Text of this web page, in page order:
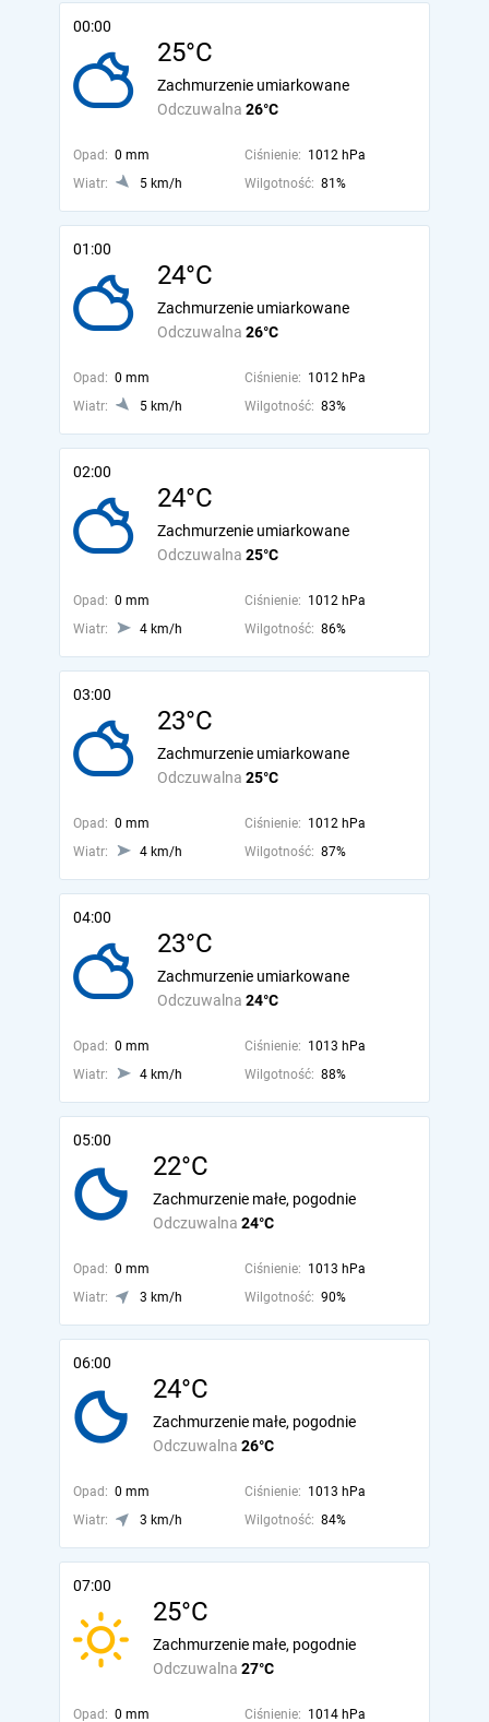
00:00
25°C
Odczuwalna 26°C
Zachmurzenie umiarkowane
Opad: 0 mm Ciśnienie: 1012 hPa
Wiatr:
5 km/h Wilgotność: 81%
01:00
24°C
Odczuwalna 26°C
Zachmurzenie umiarkowane
Opad: 0 mm Ciśnienie: 1012 hPa
Wiatr:
5 km/h Wilgotność: 83%
02:00
24°C
Odczuwalna 25°C
Zachmurzenie umiarkowane
Opad: 0 mm Ciśnienie: 1012 hPa
Wiatr:
4 km/h Wilgotność: 86%
03:00
23°C
Odczuwalna 25°C
Zachmurzenie umiarkowane
Opad: 0 mm Ciśnienie: 1012 hPa
Wiatr:
4 km/h Wilgotność: 87%
04:00
23°C
Odczuwalna 24°C
Zachmurzenie umiarkowane
Opad: 0 mm Ciśnienie: 1013 hPa
Wiatr:
4 km/h Wilgotność: 88%
05:00
22°C
Odczuwalna 24°C
Zachmurzenie małe, pogodnie
Opad: 0 mm Ciśnienie: 1013 hPa
Wiatr:
3 km/h Wilgotność: 90%
06:00
24°C
Odczuwalna 26°C
Zachmurzenie małe, pogodnie
Opad: 0 mm Ciśnienie: 1013 hPa
Wiatr:
3 km/h Wilgotność: 84%
07:00
25°C
Odczuwalna 27°C
Zachmurzenie małe, pogodnie
Opad: 0 mm Ciśnienie: 1014 hPa